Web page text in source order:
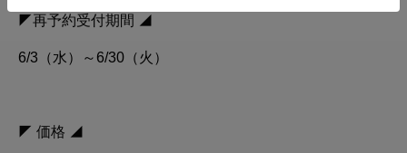
◤再予約受付期間 ◢
6/3（水）～6/30（火）
◤ 価格 ◢